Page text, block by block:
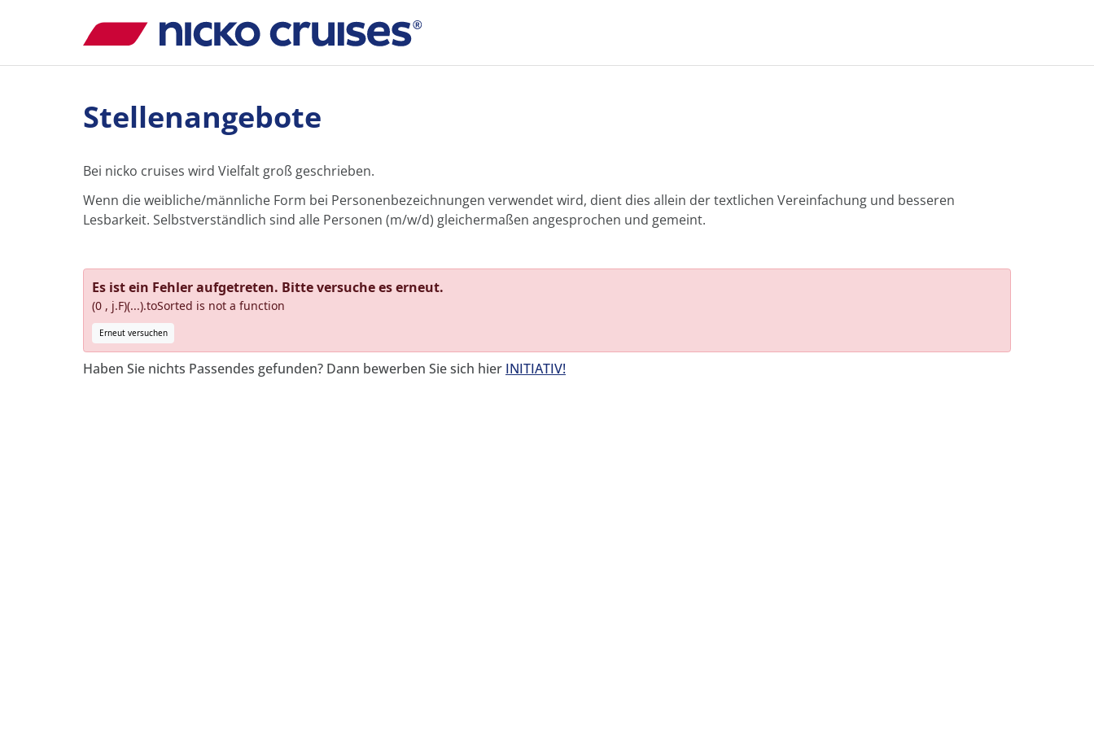
Stellenangebote
Bei nicko cruises wird Vielfalt groß geschrieben.
Wenn die weibliche/männliche Form bei Personenbezeichnungen verwendet wird, dient dies allein der textlichen Vereinfachung und besseren
Lesbarkeit. Selbstverständlich sind alle Personen (m/w/d) gleichermaßen angesprochen und gemeint.
Es ist ein Fehler aufgetreten. Bitte versuche es erneut.
(0 , j.F)(...).toSorted is not a function
Erneut versuchen
Haben Sie nichts Passendes gefunden? Dann bewerben Sie sich hier INITIATIV!